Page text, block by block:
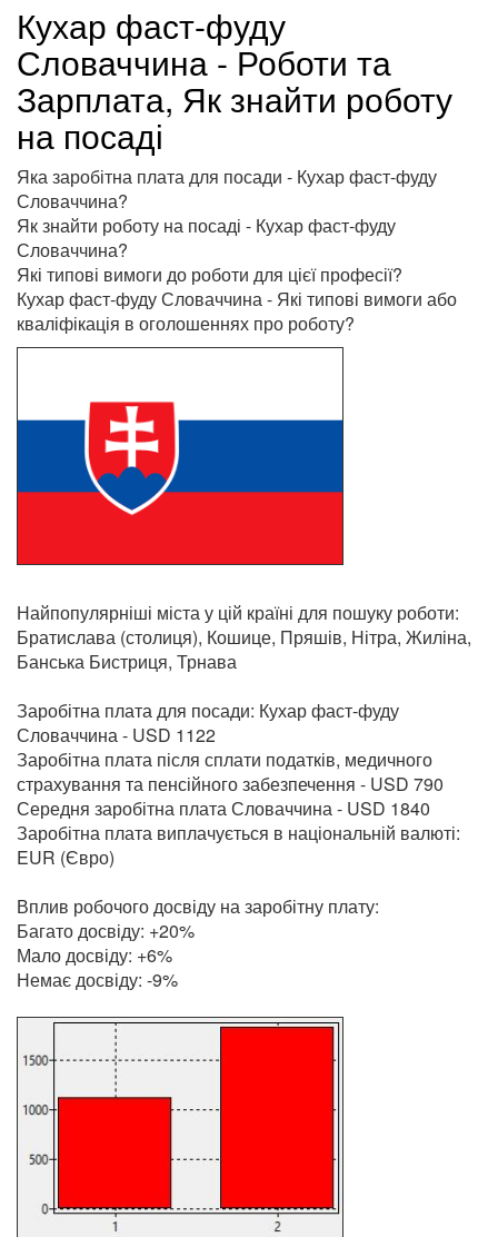
Кухар фаст-фуду
Словаччина - Роботи та
Зарплата, Як знайти роботу
на посаді
Яка заробітна плата для посади - Кухар фаст-фуду
Словаччина?
Як знайти роботу на посаді - Кухар фаст-фуду
Словаччина?
Які типові вимоги до роботи для цієї професії?
Кухар фаст-фуду Словаччина - Які типові вимоги або
кваліфікація в оголошеннях про роботу?
Найпопулярніші міста у цій країні для пошуку роботи:
Братислава (столиця), Кошице, Пряшів, Нітра, Жиліна,
Банська Бистриця, Трнава
Заробітна плата для посади: Кухар фаст-фуду
Словаччина - USD 1122
Заробітна плата після сплати податків, медичного
страхування та пенсійного забезпечення - USD 790
Середня заробітна плата Словаччина - USD 1840
Заробітна плата виплачується в національній валюті:
EUR (Євро)
Вплив робочого досвіду на заробітну плату:
Багато досвіду: +20%
Мало досвіду: +6%
Немає досвіду: -9%